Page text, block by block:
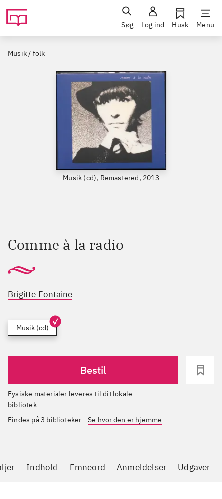
Søg Log ind Husk Menu
Musik / folk
Musik (cd), Remastered, 2013
Comme à la radio
Brigitte Fontaine
Musik (cd)
Bestil
Fysiske materialer leveres til dit lokale
bibliotek
Findes på 3 biblioteker -Se hvor den er hjemme
Indhold Emneord Anmeldelser Udgaver